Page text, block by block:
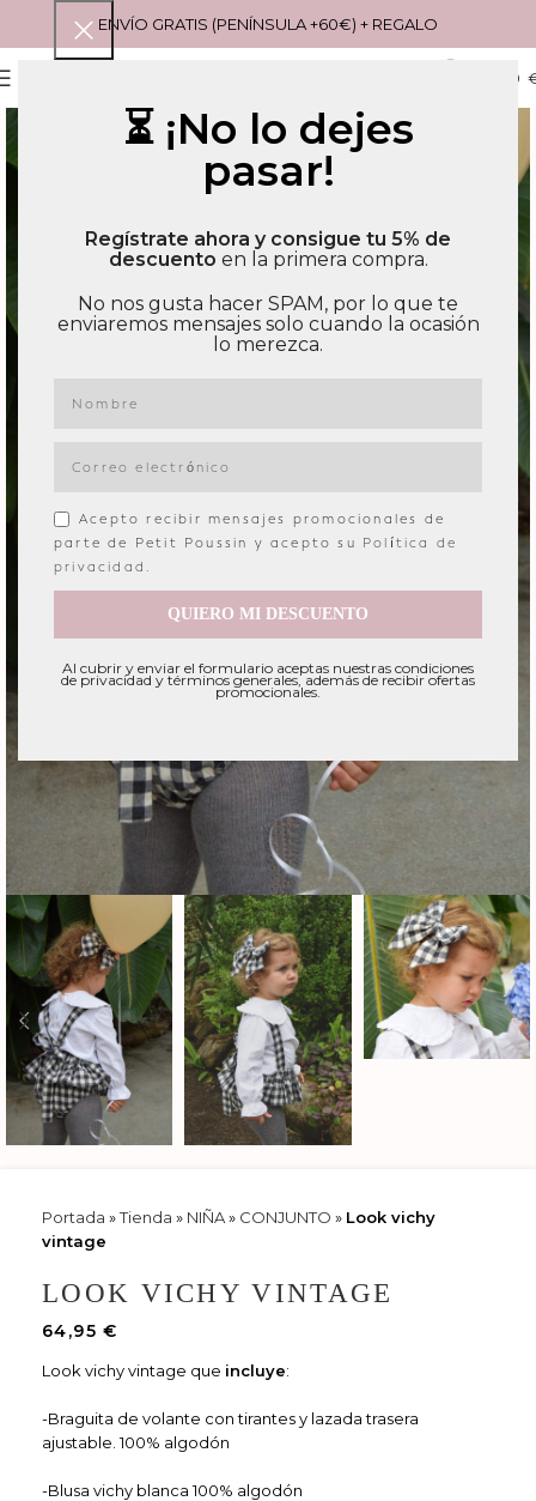
⏳ ¡No lo dejes
pasar!
Regístrate ahora y consigue tu 5% de
descuento en la primera compra.
No nos gusta hacer SPAM, por lo que te
enviaremos mensajes solo cuando la ocasión
lo merezca.
Acepto recibir mensajes promocionales de
parte de Petit Poussin y acepto su Política de
privacidad .
QUIERO MI DESCUENTO
Al cubrir y enviar el formulario aceptas nuestras condiciones
de privacidad y términos generales, además de recibir ofertas
promocionales.
ENVÍO GRATIS (PENÍNSULA +60€) + REGALO
0,00
Portada »Tienda » NIÑA» CONJUNTO » Look vichy
vintage
LOOK VICHY VINTAGE
64,95€
Look vichy vintage que incluye:
-Braguita de volante con tirantes y lazada trasera
ajustable. 100% algodón
-Blusa vichy blanca 100% algodón